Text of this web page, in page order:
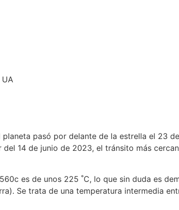
pasó por delante de la estrella el 23
del 14 de junio de 2023, el tránsito más
es de unos 225 ˚C, lo que sin duda es
Se trata de una temperatura intermedia